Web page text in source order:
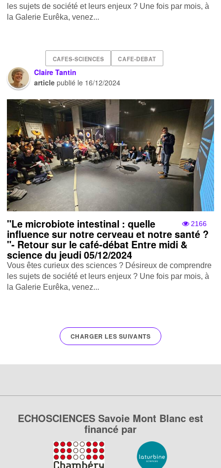
les sujets de société et leurs enjeux ? Une fois par mois, à
la Galerie Eurêka, venez...
CAFES-SCIENCES CAFE-DEBAT
Claire Tantin
article publié le 16/12/2024
2166
"Le microbiote intestinal : quelle
influence sur notre cerveau et notre santé ?
"- Retour sur le café-débat Entre midi &
science du jeudi 05/12/2024
Vous êtes curieux des sciences ? Désireux de comprendre
les sujets de société et leurs enjeux ? Une fois par mois, à
la Galerie Eurêka, venez...
CHARGER LES SUIVANTS
ECHOSCIENCES Savoie Mont Blanc est
financé par